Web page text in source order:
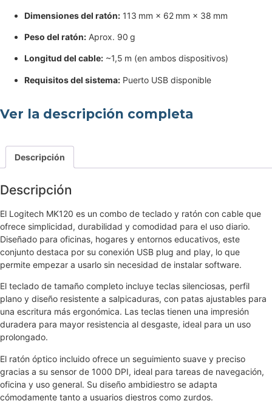
Dimensiones del ratón: 113 mm × 62 mm × 38 mm
Peso del ratón: Aprox. 90 g
Longitud del cable: ~1,5 m (en ambos dispositivos)
Requisitos del sistema: Puerto USB disponible
Ver la descripción completa
Descripción
Descripción
El Logitech MK120 es un combo de teclado y ratón con cable que
ofrece simplicidad, durabilidad y comodidad para el uso diario.
Diseñado para oficinas, hogares y entornos educativos, este
conjunto destaca por su conexión USB plug and play, lo que
permite empezar a usarlo sin necesidad de instalar software.
El teclado de tamaño completo incluye teclas silenciosas, perfil
plano y diseño resistente a salpicaduras, con patas ajustables para
una escritura más ergonómica. Las teclas tienen una impresión
duradera para mayor resistencia al desgaste, ideal para un uso
prolongado.
El ratón óptico incluido ofrece un seguimiento suave y preciso
gracias a su sensor de 1000 DPI, ideal para tareas de navegación,
oficina y uso general. Su diseño ambidiestro se adapta
cómodamente tanto a usuarios diestros como zurdos.